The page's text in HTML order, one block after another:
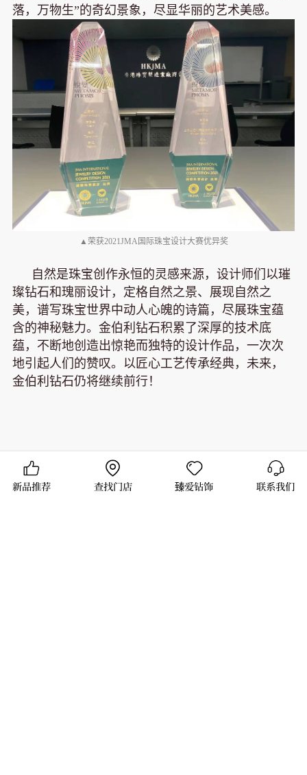
落，万物生”的奇幻景象，尽显华丽的艺术美感。
▲荣获2021JMA国际珠宝设计大赛优异奖
自然是珠宝创作永恒的灵感来源，设计师们以璀
璨钻石和瑰丽设计，定格自然之景、展现自然之
美，谱写珠宝世界中动人心魄的诗篇，尽展珠宝蕴
含的神秘魅力。金伯利钻石积累了深厚的技术底
蕴，不断地创造出惊艳而独特的设计作品，一次次
地引起人们的赞叹。以匠心工艺传承经典，未来，
金伯利钻石仍将继续前行！
上一篇: 金伯利钻石将携“自然艺境”系列高级珠宝亮相第二届消博会
新品推荐 查找门店 臻爱钻饰 联系我们